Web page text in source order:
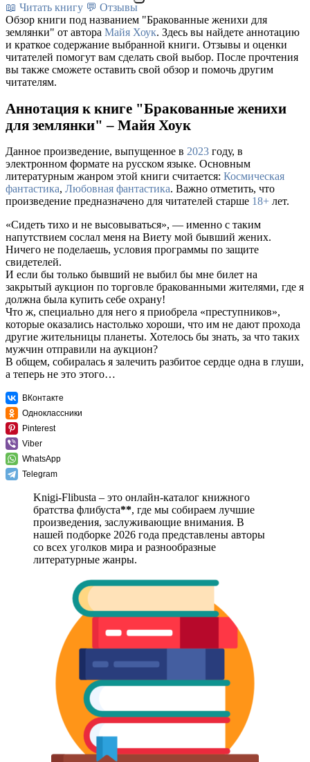
📖 Читать книгу 💬 Отзывы
Обзор книги под названием "Бракованные женихи для
землянки" от автора Майя Хоук. Здесь вы найдете аннотацию
и краткое содержание выбранной книги. Отзывы и оценки
читателей помогут вам сделать свой выбор. После прочтения
вы также сможете оставить свой обзор и помочь другим
читателям.
Аннотация к книге "Бракованные женихи
для землянки" – Майя Хоук
Данное произведение, выпущенное в 2023 году, в
электронном формате на русском языке. Основным
литературным жанром этой книги считается: Космическая
фантастика, Любовная фантастика. Важно отметить, что
произведение предназначено для читателей старше 18+ лет.
«Сидеть тихо и не высовываться», — именно с таким
напутствием сослал меня на Виету мой бывший жених.
Ничего не поделаешь, условия программы по защите
свидетелей.
И если бы только бывший не выбил бы мне билет на
закрытый аукцион по торговле бракованными жителями, где я
должна была купить себе охрану!
Что ж, специально для него я приобрела «преступников»,
которые оказались настолько хороши, что им не дают прохода
другие жительницы планеты. Хотелось бы знать, за что таких
мужчин отправили на аукцион?
В общем, собиралась я залечить разбитое сердце одна в глуши,
а теперь не это этого…
ВКонтакте
Одноклассники
Pinterest
Viber
WhatsApp
Telegram
Knigi-Flibusta – это онлайн-каталог книжного
братства флибуста**, где мы собираем лучшие
произведения, заслуживающие внимания. В
нашей подборке 2026 года представлены авторы
со всех уголков мира и разнообразные
литературные жанры.